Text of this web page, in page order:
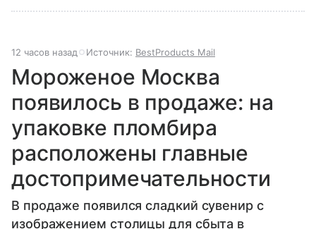
12 часов назад Источник: BestProducts Mail
Мороженое Москва
появилось в продаже: на
упаковке пломбира
расположены главные
достопримечательности
В продаже появился сладкий сувенир с
изображением столицы для сбыта в